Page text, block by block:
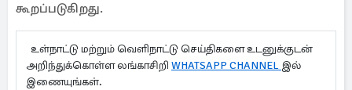
கூறப்படுகிறது.
உள்நாட்டு மற்றும் வெளிநாட்டு செய்திகளை உடனுக்குடன்
அறிந்துக்கொள்ள லங்காசிறி WHATSAPP CHANNEL இல்
இணையுங்கள்.